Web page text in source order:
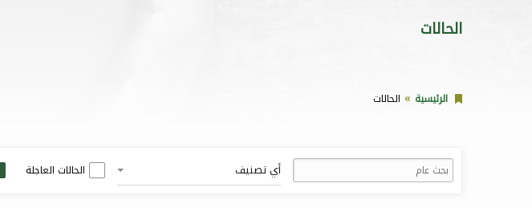
الحالات
الرئيسية الحالات
أي تصنيف الحالات العاجلة